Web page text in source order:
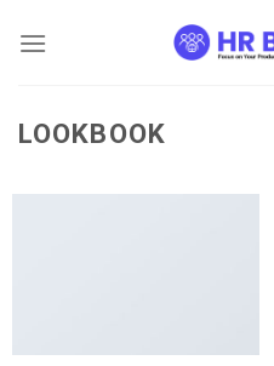
Inhalt
LOOKBOOK